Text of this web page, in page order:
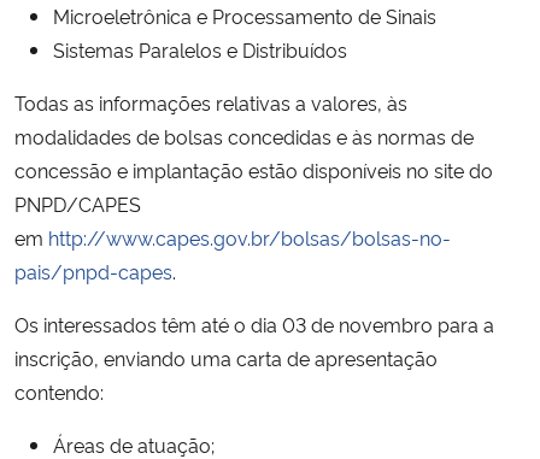
Ministério da Mulher, da Família e dos Direitos Humanos
Gabinete de Segurança Institucional
Advocacia-Geral da União
Microeletrônica e Processamento de Sinais
Sistemas Paralelos e Distribuídos
Todas as informações relativas a valores, às
modalidades de bolsas concedidas e às normas de
concessão e implantação estão disponíveis no site do
PNPD/CAPES
em http://www.capes.gov.br/bolsas/bolsas-no-
pais/pnpd-capes.
Os interessados têm até o dia 03 de novembro para a
inscrição, enviando uma carta de apresentação
contendo:
Áreas de atuação;